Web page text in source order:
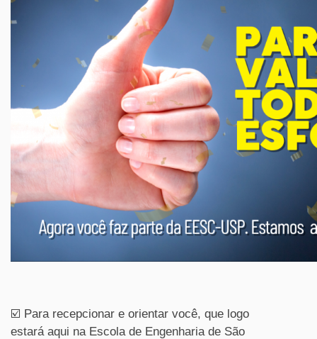
☑️ Para recepcionar e orientar você, que logo
estará aqui na Escola de Engenharia de São